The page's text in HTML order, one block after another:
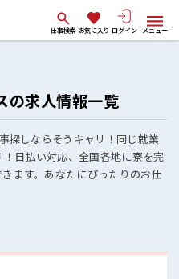
仕事検索 お気に入り ログイン メニュー
の求人情報一覧
探しならそうキャリ！同じ就業
日払い対応、全国各地に寮を完
ます。あなたにぴったりのお仕